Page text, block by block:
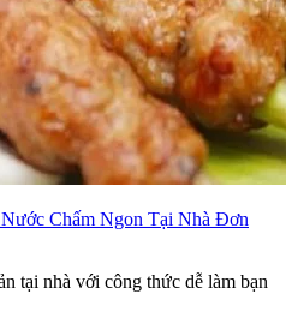
Chấm Ngon Tại Nhà Đơn
tại nhà với công thức dễ làm bạn